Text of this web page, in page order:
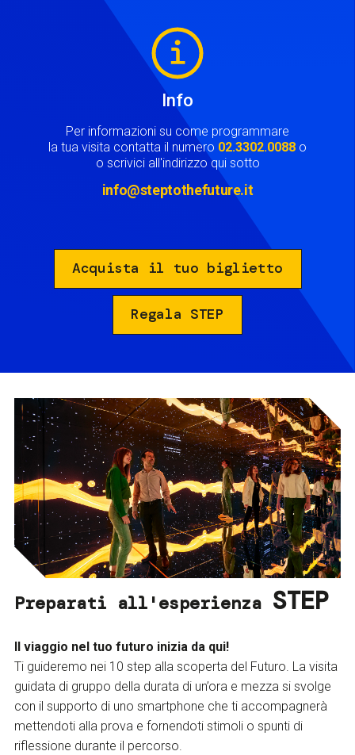
Info
Per informazioni su come programmare
la tua visita contatta il numero 02.3302.0088 o
o scrivici all'indirizzo qui sotto
info@steptothefuture.it
Acquista il tuo biglietto
Regala STEP
Preparati all'esperienza STEP
Il viaggio nel tuo futuro inizia da qui!
Ti guideremo nei 10 step alla scoperta del Futuro. La visita
guidata di gruppo della durata di un’ora e mezza si svolge
con il supporto di uno smartphone che ti accompagnerà
mettendoti alla prova e fornendoti stimoli o spunti di
riflessione durante il percorso.